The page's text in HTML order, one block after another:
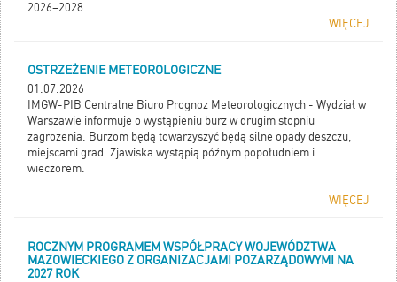
2026–2028
WIĘCEJ
OSTRZEŻENIE METEOROLOGICZNE
01.07.2026
IMGW-PIB Centralne Biuro Prognoz Meteorologicznych - Wydział w
Warszawie informuje o wystąpieniu burz w drugim stopniu
zagrożenia. Burzom będą towarzyszyć będą silne opady deszczu,
miejscami grad. Zjawiska wystąpią późnym popołudniem i
wieczorem.
WIĘCEJ
ROCZNYM PROGRAMEM WSPÓŁPRACY WOJEWÓDZTWA
MAZOWIECKIEGO Z ORGANIZACJAMI POZARZĄDOWYMI NA
2027 ROK